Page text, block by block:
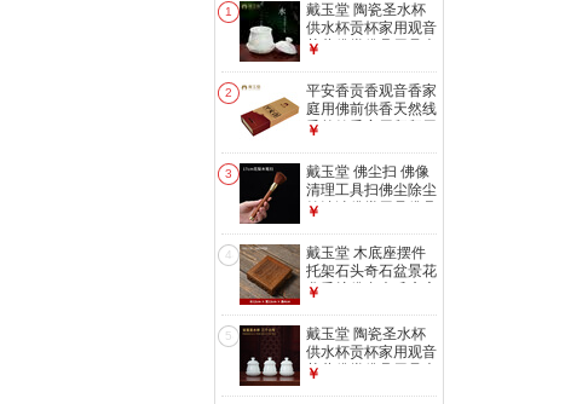
1
戴玉堂 陶瓷圣水杯
供水杯贡杯家用观音
菩萨佛堂佛具用品大
04B 小号圣水杯
￥
2
平安香贡香观音香家
庭用佛前供香天然线
香竹签香家用拜拜用
盒
￥
3
戴玉堂 佛尘扫 佛像
清理工具扫佛尘除尘
笔清洁佛堂用品佛具
笔 压平香灰铲子家
用香灰铲 T61-005B
笔扫 花梨木
￥
4
戴玉堂 木底座摆件
托架石头奇石盆景花
盆香炉佛台木质底座
13C 鸡翅木
12*12*4CM
￥
5
戴玉堂 陶瓷圣水杯
供水杯贡杯家用观音
菩萨佛堂佛具用品大
￥